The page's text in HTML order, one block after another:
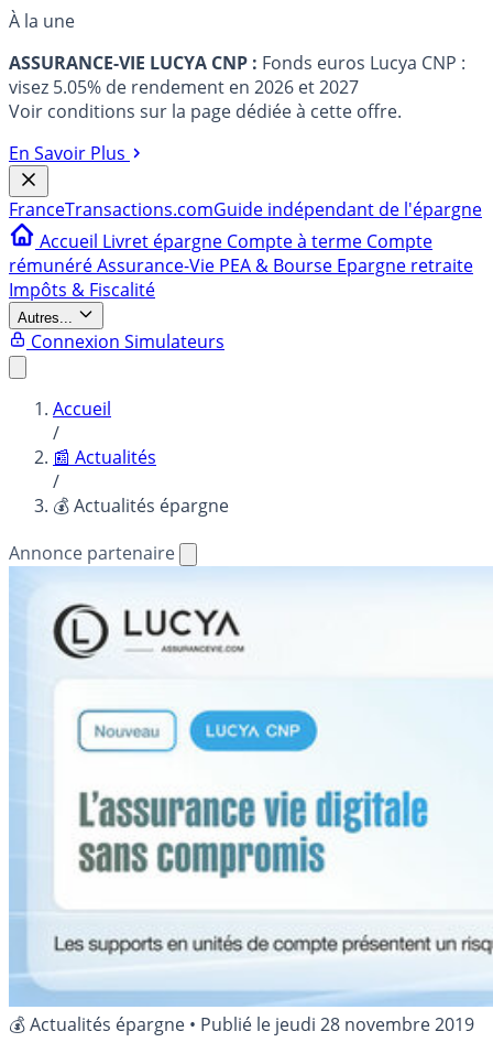
À la une
ASSURANCE-VIE LUCYA CNP : Fonds euros Lucya CNP :
visez 5.05% de rendement en 2026 et 2027
Voir conditions sur la page dédiée à cette offre.
En Savoir Plus
FranceTransactions.comGuide indépendant de l'épargne
Accueil Livret épargne Compte à terme Compte
rémunéréAssurance-Vie PEA & Bourse Epargne retraite
Impôts & Fiscalité
Autres...
Connexion Simulateurs
Accueil
/
📰 Actualités
/
💰 Actualités épargne
Annonce partenaire
💰 Actualités épargne • Publié le jeudi 28 novembre 2019